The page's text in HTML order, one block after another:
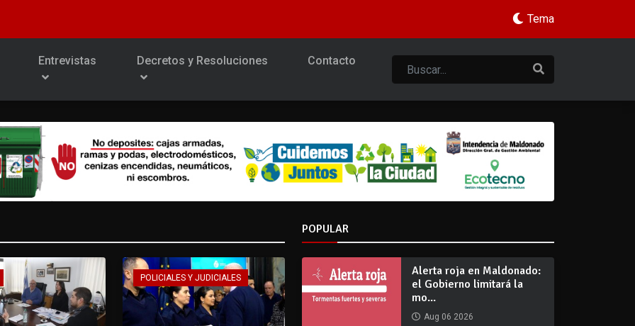
Tema
Entrevistas Decretos y Resoluciones Contacto
POLICIALES Y JUDICIALES
POPULAR
Alerta roja en Maldonado:
el Gobierno limitará la
mo...
Aug 06 2026